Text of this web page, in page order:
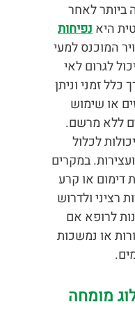
ביותר לאחר
היאנפיחות
המוכנס למעי
לגרום לאי
כלל זמני וניתן
או שימוש
ללא מרשם.
לכלול
במקרים
דימום או קרע
רציני ולדרוש
לרופא אם
או נמשכות
מומחה